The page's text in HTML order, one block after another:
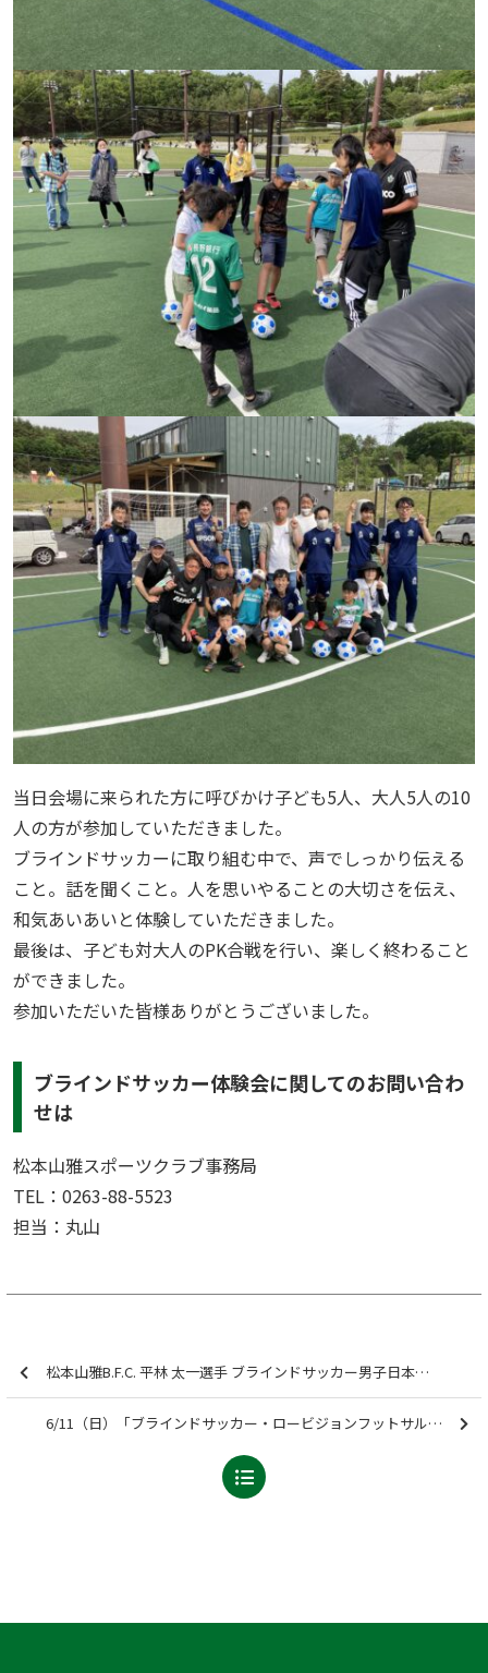
当日会場に来られた方に呼びかけ子ども5人、大人5人の10
人の方が参加していただきました。
ブラインドサッカーに取り組む中で、声でしっかり伝える
こと。話を聞くこと。人を思いやることの大切さを伝え、
和気あいあいと体験していただきました。
最後は、子ども対大人のPK合戦を行い、楽しく終わること
ができました。
参加いただいた皆様ありがとうございました。
ブラインドサッカー体験会に関してのお問い合わ
せは
松本山雅スポーツクラブ事務局
TEL：0263-88-5523
担当：丸山
松本山雅B.F.C. 平林 太一選手 ブラインドサッカー男子日本代表「IBSA ブラインドサッカーワールドグランプリ 2023」遠征メンバー選出のお知らせ
6/11（日）「ブラインドサッカー・ロービジョンフットサル地域リーグ2023 中日本リーグ〈山梨県〉」参加のお知らせ